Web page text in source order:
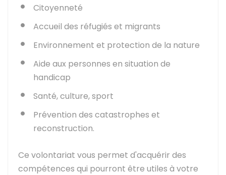
Citoyenneté
Accueil des réfugiés et migrants
Environnement et protection de la nature
Aide aux personnes en situation de
handicap
Santé, culture, sport
Prévention des catastrophes et
reconstruction.
Ce volontariat vous permet d'acquérir des
compétences qui pourront être utiles à votre